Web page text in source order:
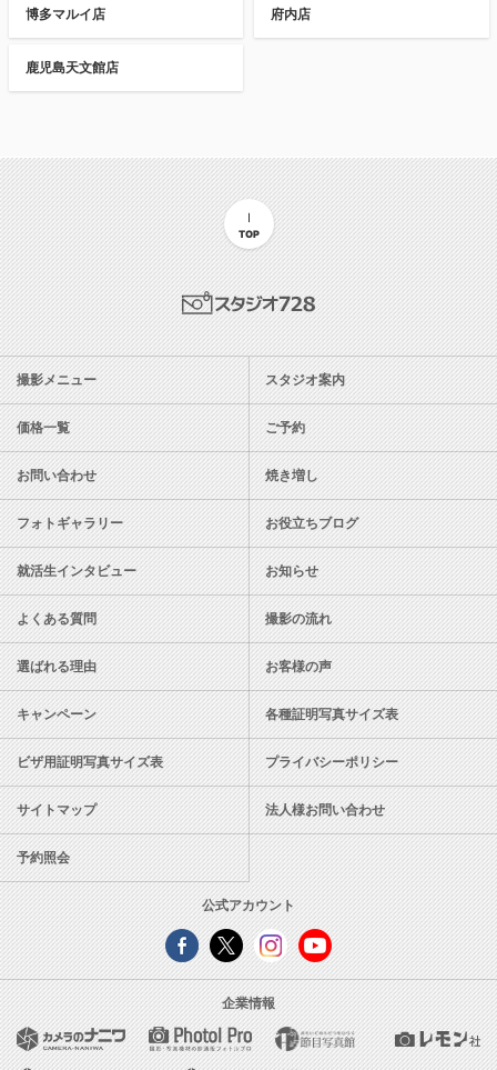
博多マルイ店 府内店
鹿児島天文館店
TOP
スタジオ728
撮影メニュー スタジオ案内
価格一覧 ご予約
お問い合わせ 焼き増し
フォトギャラリー お役立ちブログ
就活生インタビュー お知らせ
よくある質問 撮影の流れ
選ばれる理由 お客様の声
キャンペーン 各種証明写真サイズ表
ビザ用証明写真サイズ表 プライバシーポリシー
サイトマップ 法人様お問い合わせ
予約照会
公式アカウント
企業情報